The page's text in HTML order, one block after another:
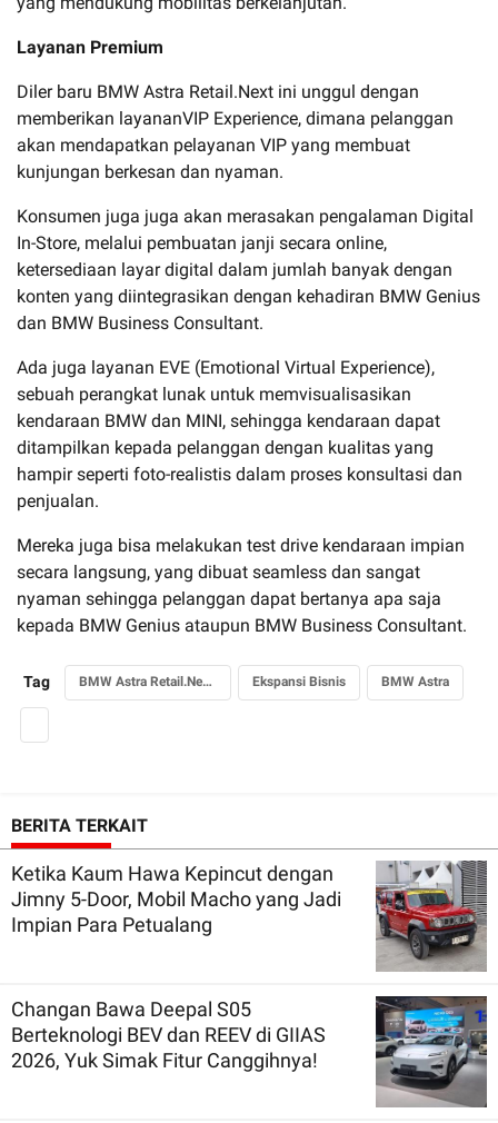
Layanan Premium
Diler baru BMW Astra Retail.Next ini unggul dengan
memberikan layananVIP Experience, dimana pelanggan
akan mendapatkan pelayanan VIP yang membuat
kunjungan berkesan dan nyaman.
Konsumen juga juga akan merasakan pengalaman Digital
In-Store, melalui pembuatan janji secara online,
ketersediaan layar digital dalam jumlah banyak dengan
konten yang diintegrasikan dengan kehadiran BMW Genius
dan BMW Business Consultant.
Ada juga layanan EVE (Emotional Virtual Experience),
sebuah perangkat lunak untuk memvisualisasikan
kendaraan BMW dan MINI, sehingga kendaraan dapat
ditampilkan kepada pelanggan dengan kualitas yang
hampir seperti foto-realistis dalam proses konsultasi dan
penjualan.
Mereka juga bisa melakukan test drive kendaraan impian
secara langsung, yang dibuat seamless dan sangat
nyaman sehingga pelanggan dapat bertanya apa saja
kepada BMW Genius ataupun BMW Business Consultant.
Tag BMW Astra Retail.Next Pluit Ekspansi Bisnis BMW Astra
BERITA TERKAIT
Ketika Kaum Hawa Kepincut dengan
Jimny 5-Door, Mobil Macho yang Jadi
Impian Para Petualang
Changan Bawa Deepal S05
Berteknologi BEV dan REEV di GIIAS
2026, Yuk Simak Fitur Canggihnya!